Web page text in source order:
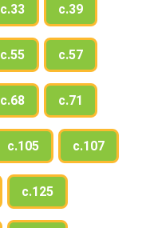
с.33 с.39
с.55 с.57
с.68 с.71
с.105 с.107
с.125